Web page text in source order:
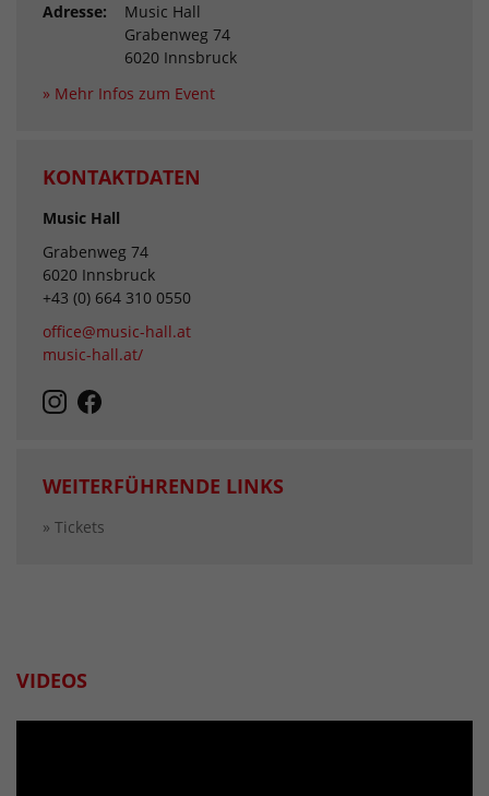
Adresse:
Music Hall
Grabenweg 74
6020 Innsbruck
» Mehr Infos zum Event
KONTAKTDATEN
Music Hall
Grabenweg 74
6020 Innsbruck
+43 (0) 664 310 0550
office@music-hall.at
music-hall.at/
WEITERFÜHRENDE LINKS
» Tickets
VIDEOS